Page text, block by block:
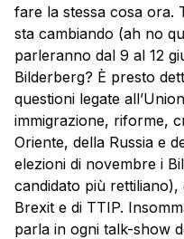
fare la stessa cosa ora.
sta cambiando (ah no
parleranno dal 9 al 12
Bilderberg? È presto
questioni legate
immigrazione, riforme,
Oriente, della Russia e
elezioni di novembre i
candidato più rettiliano),
Brexit e di TTIP.
parla in ogni talk-show